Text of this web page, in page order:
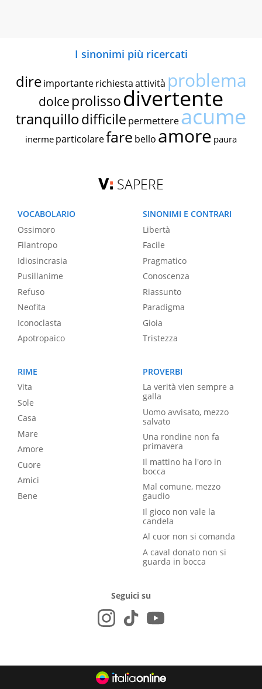
I sinonimi più ricercati
dire importante richiestaattività problema
dolce prolissodivertente
tranquillodifficile permettereacume
inerme particolarefare bello amore paura
SAPERE
VOCABOLARIO
Ossimoro
Filantropo
Idiosincrasia
Pusillanime
Refuso
Neofita
Iconoclasta
Apotropaico
SINONIMI E CONTRARI
Libertà
Facile
Pragmatico
Conoscenza
Riassunto
Paradigma
Gioia
Tristezza
RIME
Vita
Sole
Casa
Mare
Amore
Cuore
Amici
Bene
PROVERBI
La verità vien sempre a
galla
Uomo avvisato, mezzo
salvato
Una rondine non fa
primavera
Il mattino ha l'oro in
bocca
Mal comune, mezzo
gaudio
Il gioco non vale la
candela
Al cuor non si comanda
A caval donato non si
guarda in bocca
Seguici su